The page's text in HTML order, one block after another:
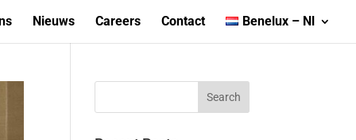
Nieuws Careers Contact Benelux – Nl